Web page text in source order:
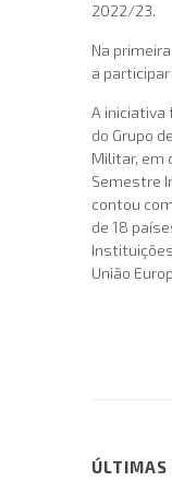
2022/23.
Na
a
A iniciativa
do Grupo
Militar, em
Semestre
contou
de 18
União